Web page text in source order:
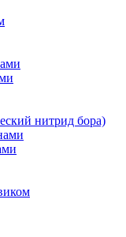
нитрид бора)